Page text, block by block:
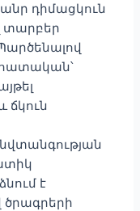
դիմացկուն
տարբեր
ճկուն
է
ծրագրերի